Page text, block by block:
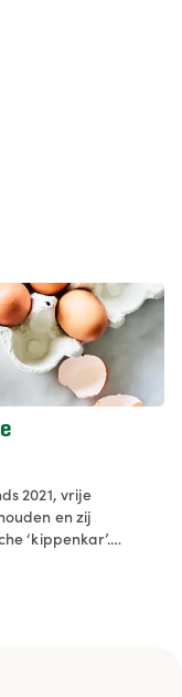
2021, vrije
en zij
‘kippenkar’.
en